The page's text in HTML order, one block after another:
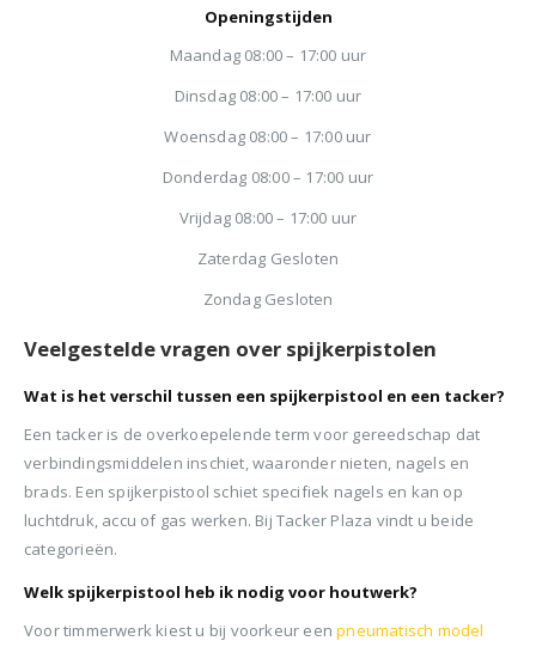
Openingstijden
Maandag 08:00 – 17:00 uur
Dinsdag 08:00 – 17:00 uur
Woensdag 08:00 – 17:00 uur
Donderdag 08:00 – 17:00 uur
Vrijdag 08:00 – 17:00 uur
Zaterdag Gesloten
Zondag Gesloten
Veelgestelde vragen over spijkerpistolen
Wat is het verschil tussen een spijkerpistool en een tacker?
Een tacker is de overkoepelende term voor gereedschap dat
verbindingsmiddelen inschiet, waaronder nieten, nagels en
brads. Een spijkerpistool schiet specifiek nagels en kan op
luchtdruk, accu of gas werken. Bij Tacker Plaza vindt u beide
categorieën.
Welk spijkerpistool heb ik nodig voor houtwerk?
Voor timmerwerk kiest u bij voorkeur eenpneumatisch model